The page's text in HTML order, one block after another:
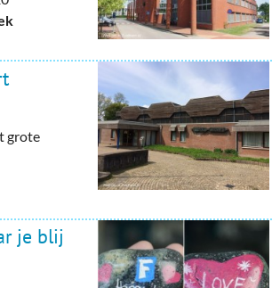
grote
je blij